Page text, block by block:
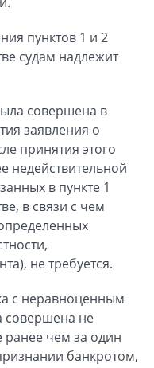
пунктов 1 и 2
судам надлежит
совершена в
заявления о
принятия этого
недействительной
в пункте 1
в связи с чем
не требуется.
с неравноценным
совершена не
ранее чем за один
банкротом,